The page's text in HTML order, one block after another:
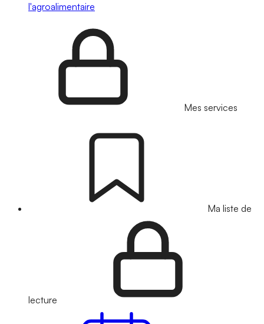
l'agroalimentaire
Mes services
Ma liste de
lecture